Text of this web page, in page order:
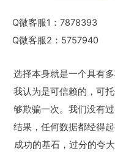
Q微客服1：7878393
Q微客服2：5757940
选择本身就是一个具有
我认为是可信赖的，可
够欺骗一次。我们没有
结果，任何数据都经得
成功的基石，过分的夸